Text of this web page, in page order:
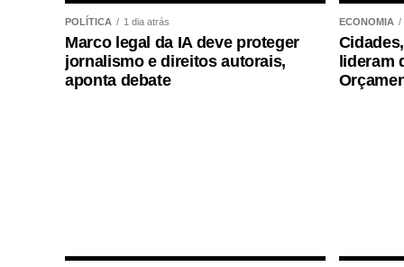
atribuiu o reconhecimento ao espírito
sinopense. Segundo ele, o resultado
produtivo e população no
trabalhadora e empreendedora. O
Saúde; 8º lugar em Indicadores
POLÍTICA 1 dia atrás
Marco legal da IA deve proteger
jornalismo e direitos autorais,
aponta debate
ECONOMIA
lideram